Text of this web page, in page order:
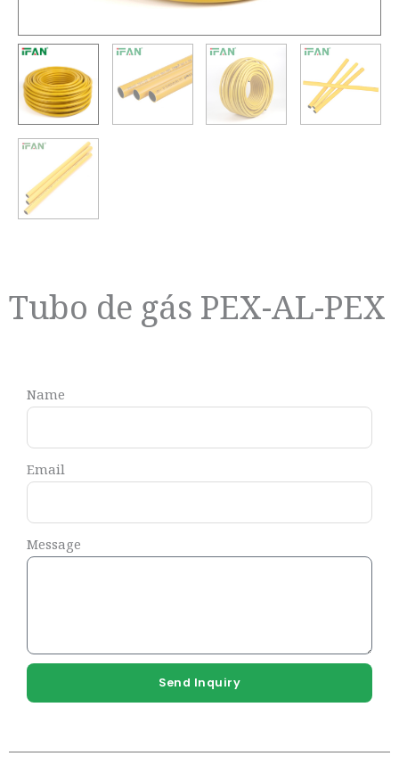
Tubo de gás PEX-AL-PEX
Name
Email
Message
Send Inquiry